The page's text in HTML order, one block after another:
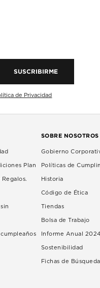
SUSCRIBIRME
de Privacidad
Plan
cumpleaños
SOBRE NOSOTROS
Gobierno
Políticas de
Historia
Código de Ética
Tiendas
Bolsa de Trabajo
Informe Anual 2024
Sostenibilidad
Fichas de Búsqueda